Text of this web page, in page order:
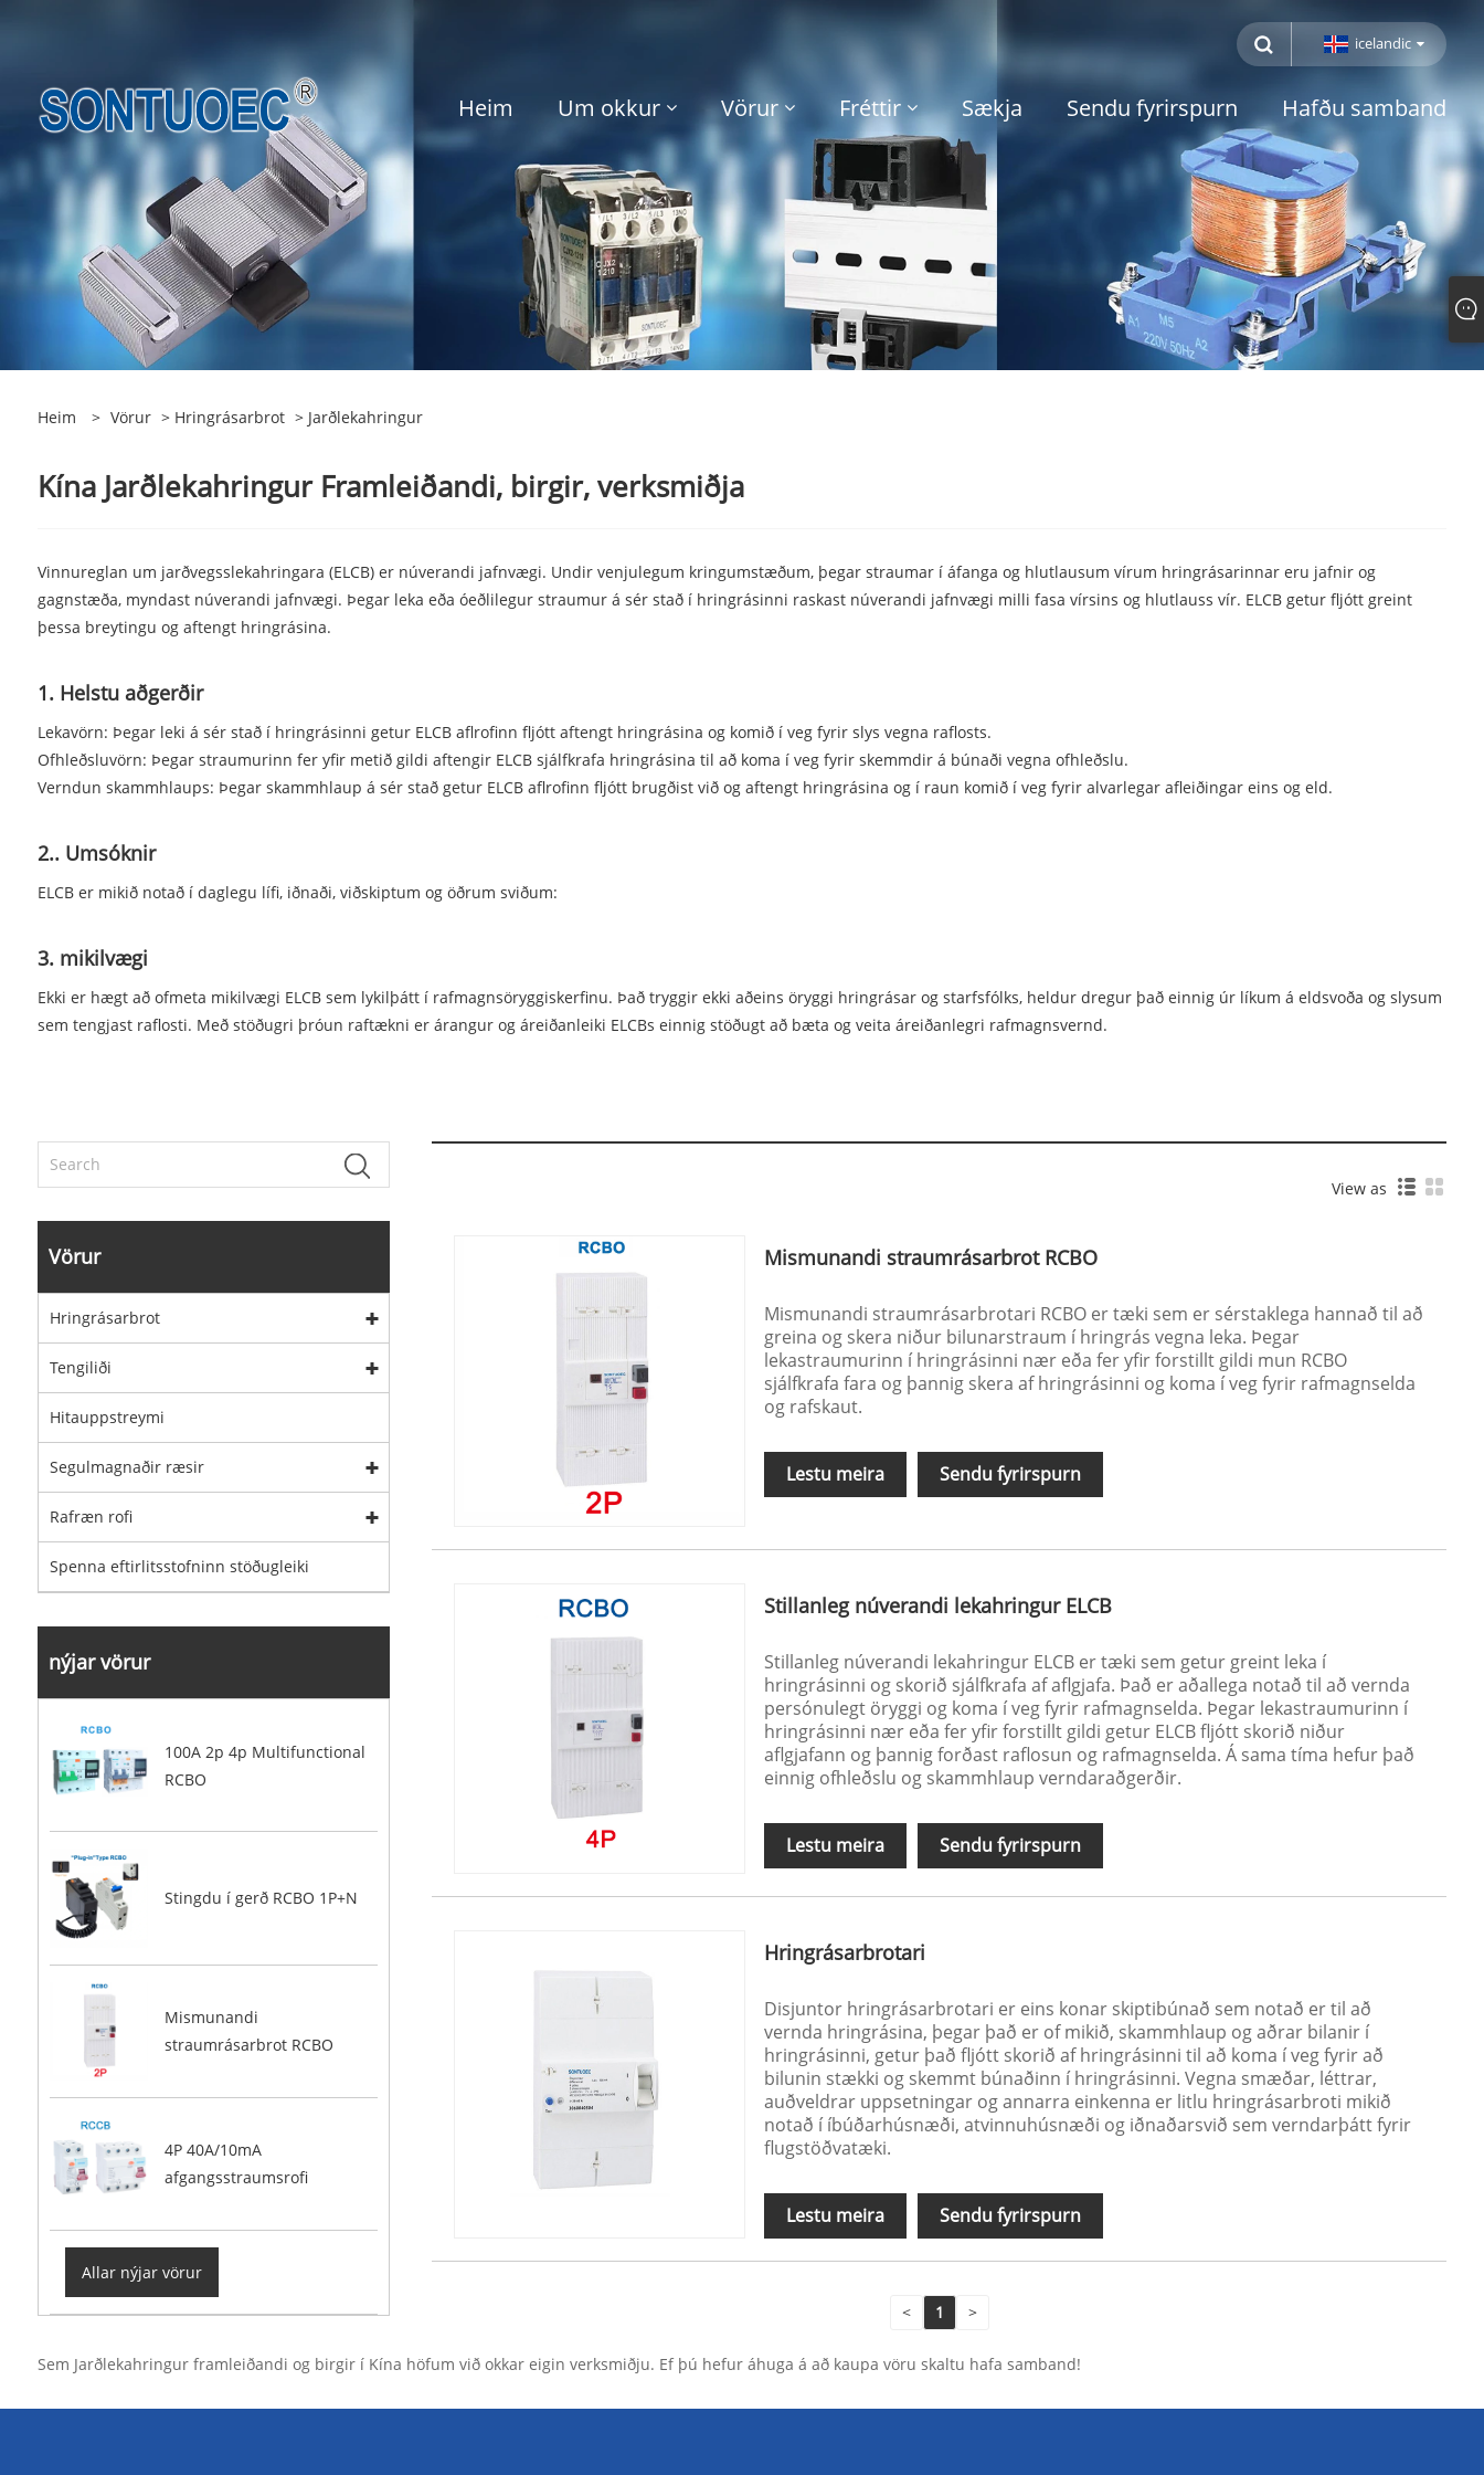
icelandic
Heim Um okkur Vörur Fréttir Sækja Sendu fyrirspurn Hafðu samband
Heim > Vörur > Hringrásarbrot > Jarðlekahringur
Kína Jarðlekahringur Framleiðandi, birgir, verksmiðja
Vinnureglan um jarðvegsslekahringara (ELCB) er núverandi jafnvægi. Undir venjulegum kringumstæðum, þegar straumar í áfanga og hlutlausum vírum hringrásarinnar eru jafnir og
gagnstæða, myndast núverandi jafnvægi. Þegar leka eða óeðlilegur straumur á sér stað í hringrásinni raskast núverandi jafnvægi milli fasa vírsins og hlutlauss vír. ELCB getur fljótt greint
þessa breytingu og aftengt hringrásina.
1. Helstu aðgerðir
Lekavörn: Þegar leki á sér stað í hringrásinni getur ELCB aflrofinn fljótt aftengt hringrásina og komið í veg fyrir slys vegna raflosts.
Ofhleðsluvörn: Þegar straumurinn fer yfir metið gildi aftengir ELCB sjálfkrafa hringrásina til að koma í veg fyrir skemmdir á búnaði vegna ofhleðslu.
Verndun skammhlaups: Þegar skammhlaup á sér stað getur ELCB aflrofinn fljótt brugðist við og aftengt hringrásina og í raun komið í veg fyrir alvarlegar afleiðingar eins og eld.
2.. Umsóknir
ELCB er mikið notað í daglegu lífi, iðnaði, viðskiptum og öðrum sviðum:
3. mikilvægi
Ekki er hægt að ofmeta mikilvægi ELCB sem lykilþátt í rafmagnsöryggiskerfinu. Það tryggir ekki aðeins öryggi hringrásar og starfsfólks, heldur dregur það einnig úr líkum á eldsvoða og slysum
sem tengjast raflosti. Með stöðugri þróun raftækni er árangur og áreiðanleiki ELCBs einnig stöðugt að bæta og veita áreiðanlegri rafmagnsvernd.
Vörur
Hringrásarbrot
Tengiliði
Hitauppstreymi
Segulmagnaðir ræsir
Rafræn rofi
Spenna eftirlitsstofninn stöðugleiki
nýjar vörur
100A 2p 4p Multifunctional
RCBO
Stingdu í gerð RCBO 1P+N
Mismunandi
straumrásarbrot RCBO
4P 40A/10mA
afgangsstraumsrofi
Allar nýjar vörur
View as
Mismunandi straumrásarbrot RCBO
Mismunandi straumrásarbrotari RCBO er tæki sem er sérstaklega hannað til að
greina og skera niður bilunarstraum í hringrás vegna leka. Þegar
lekastraumurinn í hringrásinni nær eða fer yfir forstillt gildi mun RCBO
sjálfkrafa fara og þannig skera af hringrásinni og koma í veg fyrir rafmagnselda
og rafskaut.
Lestu meira Sendu fyrirspurn
Stillanleg núverandi lekahringur ELCB
Stillanleg núverandi lekahringur ELCB er tæki sem getur greint leka í
hringrásinni og skorið sjálfkrafa af aflgjafa. Það er aðallega notað til að vernda
persónulegt öryggi og koma í veg fyrir rafmagnselda. Þegar lekastraumurinn í
hringrásinni nær eða fer yfir forstillt gildi getur ELCB fljótt skorið niður
aflgjafann og þannig forðast raflosun og rafmagnselda. Á sama tíma hefur það
einnig ofhleðslu og skammhlaup verndaraðgerðir.
Lestu meira Sendu fyrirspurn
Hringrásarbrotari
Disjuntor hringrásarbrotari er eins konar skiptibúnað sem notað er til að
vernda hringrásina, þegar það er of mikið, skammhlaup og aðrar bilanir í
hringrásinni, getur það fljótt skorið af hringrásinni til að koma í veg fyrir að
bilunin stækki og skemmt búnaðinn í hringrásinni. Vegna smæðar, léttrar,
auðveldrar uppsetningar og annarra einkenna er litlu hringrásarbroti mikið
notað í íbúðarhúsnæði, atvinnuhúsnæði og iðnaðarsvið sem verndarþátt fyrir
flugstöðvatæki.
Lestu meira Sendu fyrirspurn
< 1 >
Sem Jarðlekahringur framleiðandi og birgir í Kína höfum við okkar eigin verksmiðju. Ef þú hefur áhuga á að kaupa vöru skaltu hafa samband!